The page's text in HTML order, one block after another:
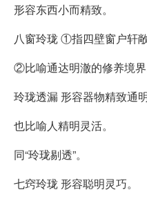
形容东西小而精致。
八窗玲珑 ①指四壁窗户轩
②比喻通达明澈的修养境界
玲珑透漏 形容器物精致通
也比喻人精明灵活。
同“玲珑剔透”。
七窍玲珑 形容聪明灵巧。